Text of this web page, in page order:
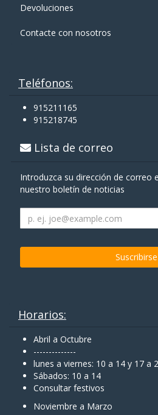
Devoluciones
Contacte con nosotros
Teléfonos:
915211165
915218745
Lista de correo
Introduzca su dirección de correo
nuestro boletín de noticias
Horarios:
Abril a Octubre
--------------
lunes a viernes: 10 a 14 y 17 a
Sábados: 10 a 14
Consultar festivos
Noviembre a Marzo